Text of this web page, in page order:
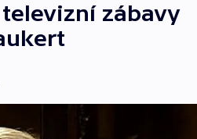
zábavy